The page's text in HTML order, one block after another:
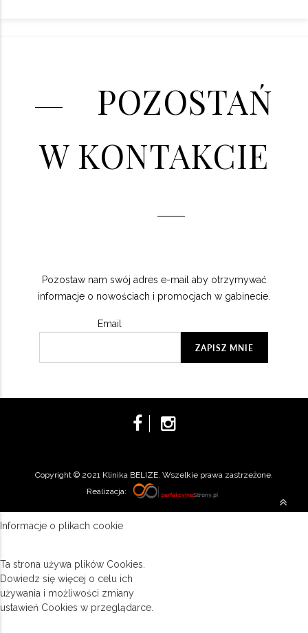
POZOSTAŃ
W KONTAKCIE
Pozostaw nam swój adres e-mail aby otrzymywać
informacje o nowościach i promocjach w gabinecie.
Email
Copyright © 2021 Klinika BELIZE. Wszelkie prawa zastrzeżone.
Realizacja:
Informacje o plikach cookie
Ta strona używa plików Cookies.
Dowiedz się więcej o celu ich
używania i możliwości zmiany
ustawień Cookies w przeglądarce.